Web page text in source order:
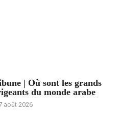
| Où sont les grands
du monde arabe
août 2026